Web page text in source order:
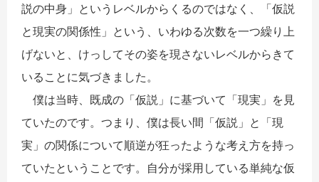
説の中身」というレベルからくるのではなく、「仮説
と現実の関係性」という、いわゆる次数を一つ繰り上
げないと、けっしてその姿を現さないレベルからきて
いることに気づきました。
僕は当時、既成の「仮説」に基づいて「現実」を見
ていたのです。つまり、僕は長い間「仮説」と「現
実」の関係について順逆が狂ったような考え方を持っ
ていたということです。自分が採用している単純な仮